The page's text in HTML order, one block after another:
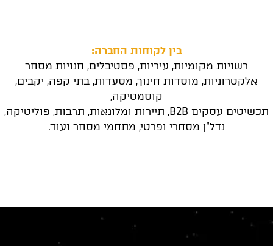
בין לקוחות החברה:
רשויות מקומיות, עיריות, פסטיבלים, חנויות מסחר
אלקטרוניות, מוסדות חינוך, מסעדות, בתי קפה, יקבים,
קוסמטיקה,
תכשיטים עסקים B2B, תיירות ומלונאות, תרבות, פוליטיקה,
נדל"ן מסחרי ופרטי, מתחמי מסחר ועוד.